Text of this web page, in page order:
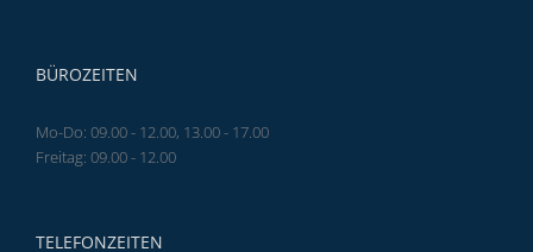
BÜROZEITEN
Mo-Do: 09.00 - 12.00, 13.00 - 17.00
Freitag: 09.00 - 12.00
TELEFONZEITEN